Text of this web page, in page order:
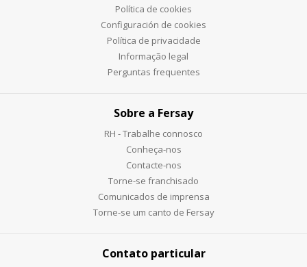
Política de cookies
Configuración de cookies
Política de privacidade
Informação legal
Perguntas frequentes
Sobre a Fersay
RH - Trabalhe connosco
Conheça-nos
Contacte-nos
Torne-se franchisado
Comunicados de imprensa
Torne-se um canto de Fersay
Contato particular